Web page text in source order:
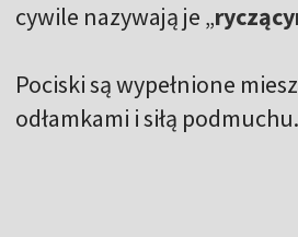
cywile nazywają je „
Pociski są wypełnione
odłamkami i siłą podmuchu.